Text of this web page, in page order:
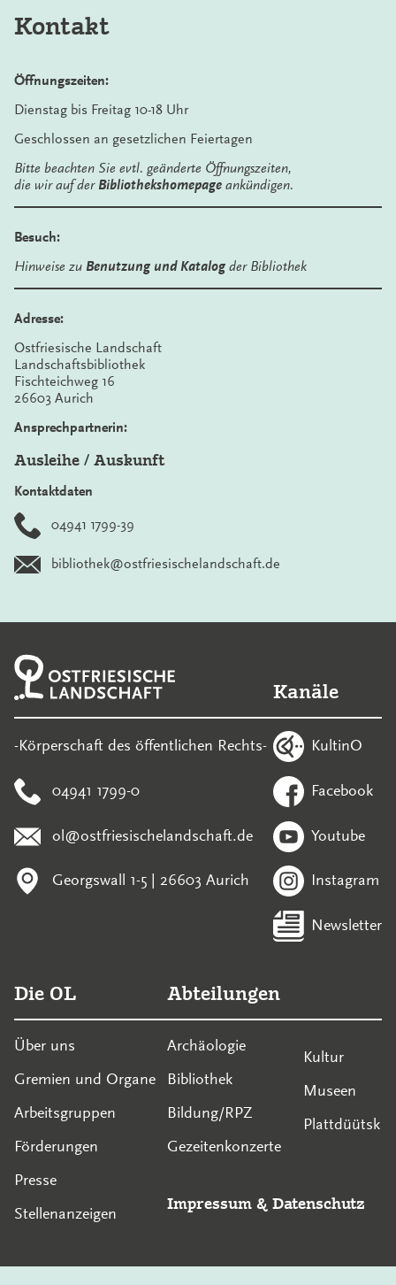
Kontakt
Öffnungszeiten:
Dienstag bis Freitag 10-18 Uhr
Geschlossen an gesetzlichen Feiertagen
Bitte beachten Sie evtl. geänderte Öffnungszeiten,
die wir auf der Bibliothekshomepage ankündigen.
Besuch:
Hinweise zu Benutzung und Katalog der Bibliothek
Adresse:
Ostfriesische Landschaft
Landschaftsbibliothek
Fischteichweg 16
26603 Aurich
Ansprechpartnerin:
Ausleihe / Auskunft
Kontaktdaten
04941 1799-39
bibliothek@ostfriesischelandschaft.de
-Körperschaft des öffentlichen Rechts-
04941 1799-0
ol@ostfriesischelandschaft.de
Georgswall 1-5 | 26603 Aurich
Kanäle
KultinO
Facebook
Youtube
Instagram
Newsletter
Die OL
Über uns
Gremien und Organe
Arbeitsgruppen
Förderungen
Presse
Stellenanzeigen
Abteilungen
Archäologie
Bibliothek
Bildung/RPZ
Gezeitenkonzerte
Kultur
Museen
Plattdüütsk
Impressum & Datenschutz